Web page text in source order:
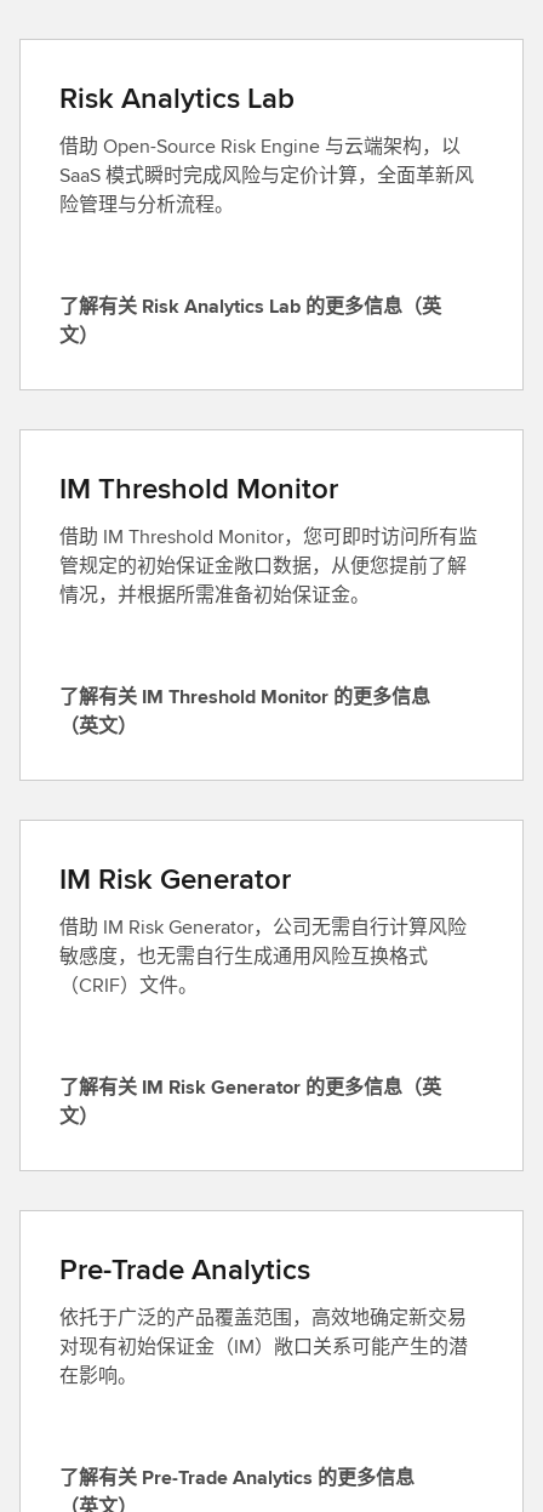
Risk Analytics Lab
借助 Open-Source Risk Engine 与云端架构，以
SaaS 模式瞬时完成风险与定价计算，全面革新风
险管理与分析流程。
了
有
i
k
A
n
y
t
L
b
的
更
多
信
英
文
了解有关 Risk Analytics Lab 的更多信息（英
文）
IM Threshold Monitor
借助 IM Threshold Monitor，您可即时访问所有监
管规定的初始保证金敞口数据，从便您提前了解
情况，并根据所需准备初始保证金。
了
有
M
h
r
o
l
d
n
t
o
r
的
更
息
了解有关 IM Threshold Monitor 的更多信息
（英文）
IM Risk Generator
借助 IM Risk Generator，公司无需自行计算风险
敏感度，也无需自行生成通用风险互换格式
（CRIF）文件。
了
有
M
i
s
k
n
e
了解有关 IM Risk Generator 的更多信息（英
文）
Pre-Trade Analytics
依托于广泛的产品覆盖范围，高效地确定新交易
对现有初始保证金（IM）敞口关系可能产生的潜
在影响。
了
了解有关 Pre-Trade Analytics 的更多信息